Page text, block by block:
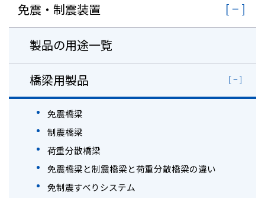
免震・制震装置
製品の用途一覧
橋梁用製品
免震橋梁
制震橋梁
荷重分散橋梁
免震橋梁と制震橋梁と荷重分散橋梁の違い
免制震すべりシステム